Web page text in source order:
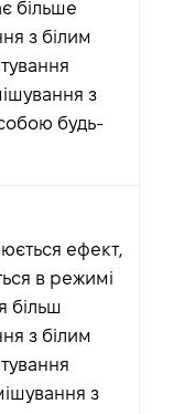
більше
з білим
з
будь-
ефект,
в режимі
більш
з білим
з